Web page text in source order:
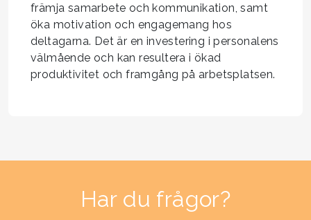
främja samarbete och kommunikation, samt
öka motivation och engagemang hos
deltagarna. Det är en investering i personalens
välmående och kan resultera i ökad
produktivitet och framgång på arbetsplatsen.
Har du frågor?